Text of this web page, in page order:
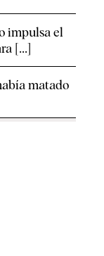
impulsa el
[...]
matado